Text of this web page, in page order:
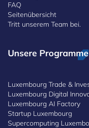
FAQ
Seitenübersicht
Tritt unserem Team bei.
Unsere Programme
Luxembourg Trade &
Luxembourg Digital
Luxembourg AI Factory
Startup Luxembourg
Supercomputing